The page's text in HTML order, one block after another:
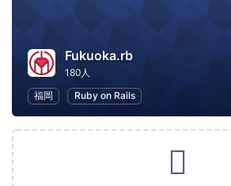
Fukuoka.rb
180人
福岡
Ruby on Rails